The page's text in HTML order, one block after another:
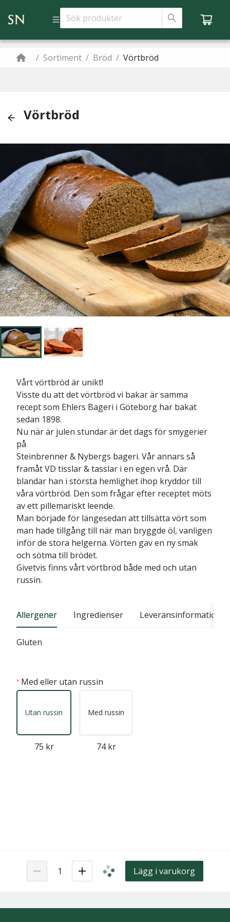
/ Sortiment / Bröd / Vörtbröd
Vörtbröd
Vårt vörtbröd är unikt!
Visste du att det vörtbröd vi bakar är samma
recept som Ehlers Bageri i Göteborg har bakat
sedan 1898.
Nu när är julen stundar är det dags för smygerier
på
Steinbrenner & Nybergs bageri. Vår annars så
framåt VD tisslar & tasslar i en egen vrå. Där
blandar han i största hemlighet ihop kryddor till
våra vörtbröd. Den som frågar efter receptet möts
av ett pillemariskt leende.
Man började för längesedan att tillsätta vört som
man hade tillgång till när man bryggde öl, vanligen
inför de stora helgerna. Vörten gav en ny smak
och sötma till brödet.
Givetvis finns vårt vörtbröd både med och utan
russin.
Allergener Ingredienser Leveransinformation
Gluten
Med eller utan russin
Utan russin
75 kr
Med russin
74 kr
Lägg i varukorg